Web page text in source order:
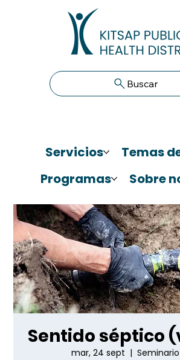
Buscar
Servicios
Temas
Programas
Sobre
Sentido séptico
mar, 24 sept
  |